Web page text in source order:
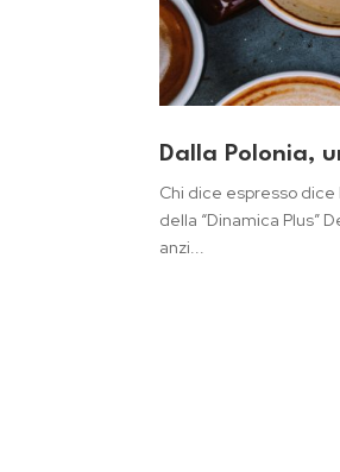
Dalla Polonia,
Chi dice espresso
della “Dinamica Plus”
anzi...